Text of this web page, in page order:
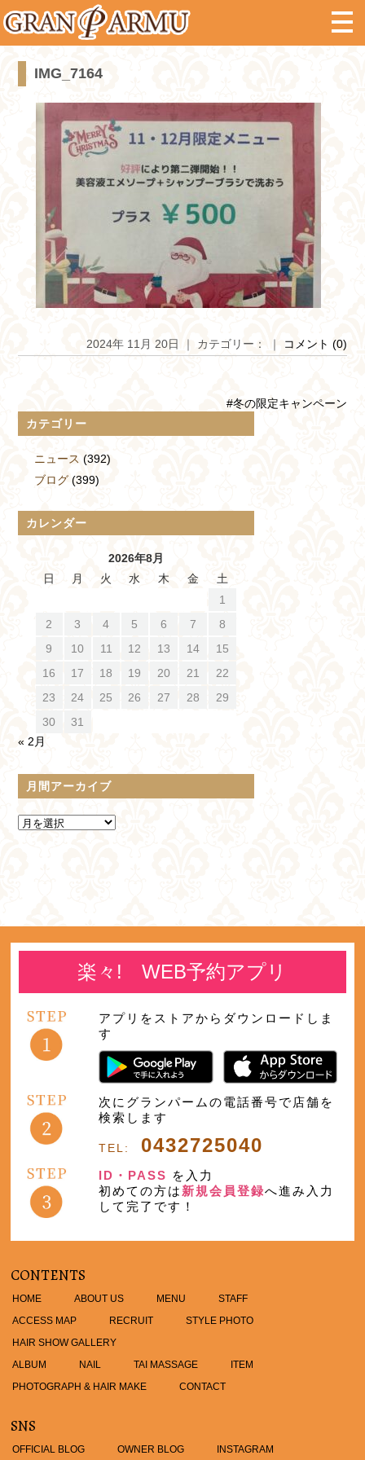
IMG_7164
2024年 11月 20日 ｜ カテゴリー： ｜ コメント (0)
#冬の限定キャンペーン
カテゴリー
ニュース (392)
ブログ(399)
カレンダー
2026年8月
日
月 火 水 木 金
土
1
2
3 4 5 6 7
8
9
10 11 12 13 14
15
16
17 18 19 20 21
22
23
24 25 26 27 28
29
30
31
« 2月
月間アーカイブ
楽々! WEB予約アプリ
アプリをストアからダウンロードしま
す
次にグランパームの電話番号で店舗を
検索します
TEL: 0432725040
ID・PASS を入力
初めての方は 新規会員登録へ進み入力
して完了です！
CONTENTS
HOME ABOUT US MENU
STAFF
ACCESS MAP
RECRUIT
STYLE PHOTO
HAIR SHOW GALLERY
ALBUM
NAIL TAI MASSAGE
ITEM
PHOTOGRAPH & HAIR MAKE
CONTACT
SNS
OFFICIAL BLOG OWNER BLOG INSTAGRAM